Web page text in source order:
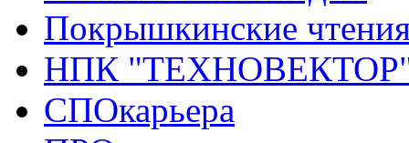
Покрышкинские
НПК
СПОкарьера